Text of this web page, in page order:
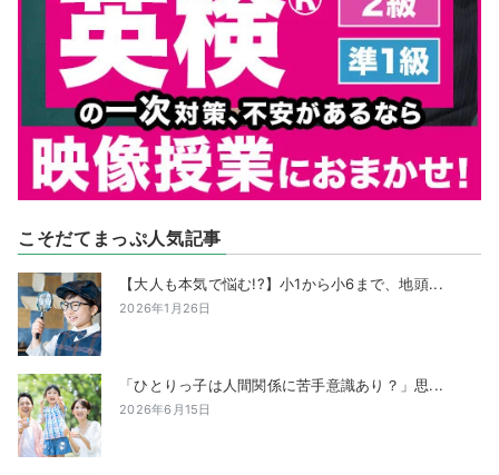
こそだてまっぷ人気記事
【大人も本気で悩む!?】小1から小6まで、地頭...
2026年1月26日
「ひとりっ子は人間関係に苦手意識あり？」思...
2026年6月15日